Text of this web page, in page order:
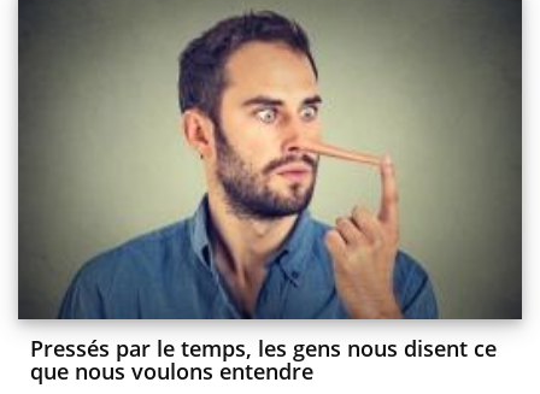
Pressés par le temps, les gens nous disent ce
que nous voulons entendre